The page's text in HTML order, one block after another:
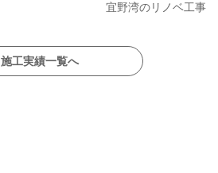
宜野湾のリノベ工事
施工実績一覧へ